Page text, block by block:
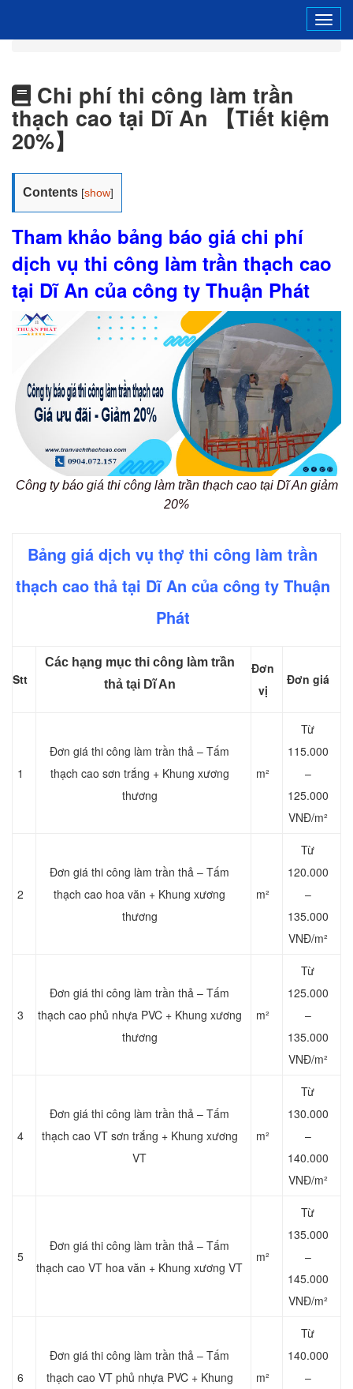
Chi phí thi công làm trần
thạch cao tại Dĩ An 【Tiết kiệm
20%】
Contents [show]
Tham khảo bảng báo giá chi phí
dịch vụ thi công làm trần thạch cao
tại Dĩ An của công ty Thuận Phát
Công ty báo giá thi công làm trần thạch cao tại Dĩ An giảm
20%
Bảng giá dịch vụ thợ thi công làm trần
thạch cao thả tại Dĩ An của công ty Thuận
Phát
Stt
Các hạng mục thi công làm trần
thả tại Dĩ An
Đơn
vị
Đơn giá
1
Đơn giá thi công làm trần thả – Tấm
thạch cao sơn trắng + Khung xương
thương
m²
Từ
115.000
–
125.000
VNĐ/m²
2
Đơn giá thi công làm trần thả – Tấm
thạch cao hoa văn + Khung xương
thương
m²
Từ
120.000
–
135.000
VNĐ/m²
3
Đơn giá thi công làm trần thả – Tấm
thạch cao phủ nhựa PVC + Khung xương
thương
m²
Từ
125.000
–
135.000
VNĐ/m²
4
Đơn giá thi công làm trần thả – Tấm
thạch cao VT sơn trắng + Khung xương
VT
m²
Từ
130.000
–
140.000
VNĐ/m²
5
Đơn giá thi công làm trần thả – Tấm
thạch cao VT hoa văn + Khung xương VT
m²
Từ
135.000
–
145.000
VNĐ/m²
6
Đơn giá thi công làm trần thả – Tấm
thạch cao VT phủ nhựa PVC + Khung
m²
Từ
140.000
–